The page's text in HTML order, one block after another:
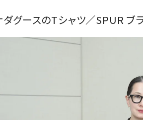
ダグースのTシャツ／SPUR ブ